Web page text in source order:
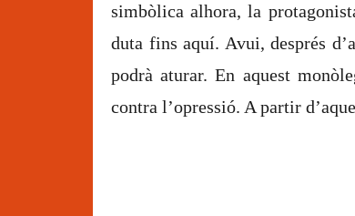
simbòlica alhora, la
duta fins aquí. Avui, després
podrà aturar. En aquest
contra l’opressió. A partir